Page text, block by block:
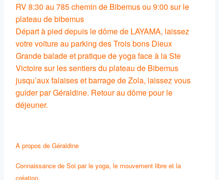
RV 8:30 au 785 chemin de Bibemus ou 9:00 sur le
plateau de bibemus
Départ à pied depuis le dôme de LAYAMA, laissez
votre voiture au parking des Trois bons Dieux
Grande balade et pratique de yoga face à la Ste
Victoire sur les sentiers du plateau de Bibemus
jusqu’aux falaises et barrage de Zola, laissez vous
guider par Géraldine. Retour au dôme pour le
déjeuner.
A propos de Géraldine
Connaissance de Soi par le yoga, le mouvement libre et la
création.